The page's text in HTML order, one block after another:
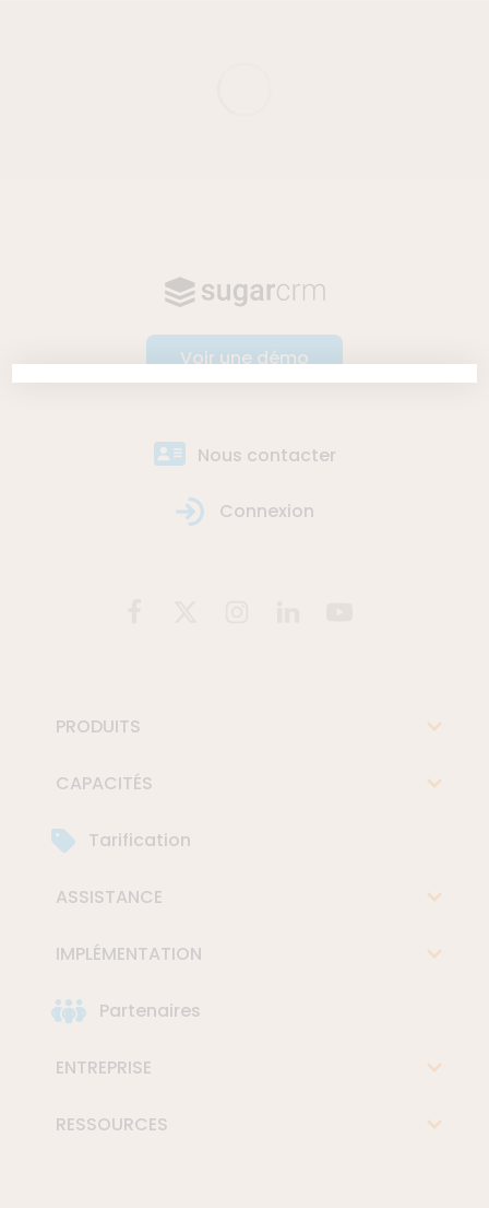
Voir une démo
Nous contacter
Connexion
PRODUITS
CAPACITÉS
Tarification
ASSISTANCE
IMPLÉMENTATION
Partenaires
ENTREPRISE
RESSOURCES